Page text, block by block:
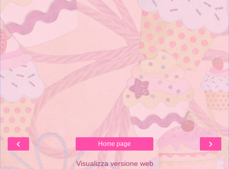
‹ ›
Home page
Visualizza versione web